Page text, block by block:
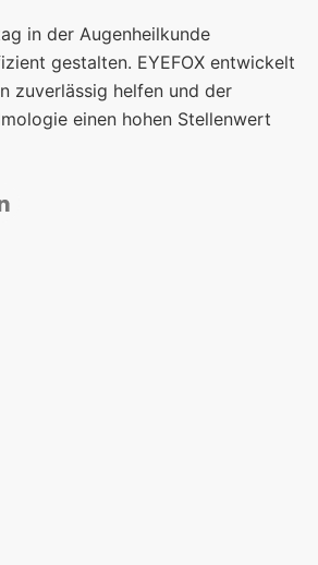
in der Augenheilkunde
gestalten. EYEFOX entwickelt
zuverlässig helfen und der
einen hohen Stellenwert